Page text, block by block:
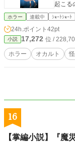
起こる
ホラー 連載中 ｼｮｰﾄｼｮｰﾄ
24h.ポイント 42pt
小説 17,272 位 /
ホラー オカルト
16
【掌編小説】『魔